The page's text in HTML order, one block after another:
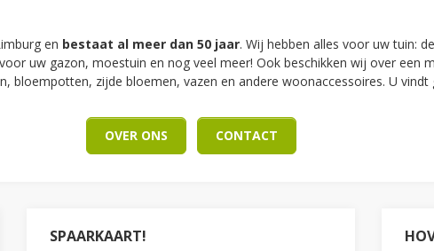
en bestaat al meer dan 50 jaar. Wij hebben alles voor uw tuin:
uw gazon, moestuin en nog veel meer! Ook beschikken wij over
bloempotten, zijde bloemen, vazen en andere woonaccessoires. U vindt
OVER ONS CONTACT
SPAARKAART!